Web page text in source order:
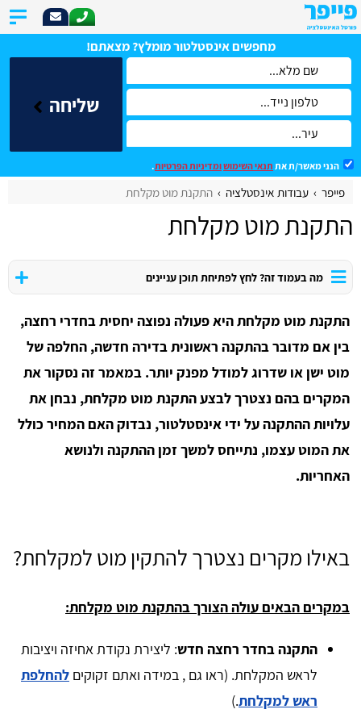
מחפשים אינסטלטור מומלץ? מצאתם!
שליחה
הנני מאשר/ת את תנאי השימושומדיניות הפרטיות.
פייפר עבודות אינסטלציה התקנת מוט מקלחת
התקנת מוט מקלחת
מה בעמוד זה? לחץ לפתיחת תוכן עניינים
התקנת מוט מקלחת היא פעולה נפוצה יחסית בחדרי רחצה,
בין אם מדובר בהתקנה ראשונית בדירה חדשה, החלפה של
מוט ישן או שדרוג למודל מפנק יותר. במאמר זה נסקור את
המקרים בהם נצטרך לבצע התקנת מוט מקלחת, נבחן את
עלויות ההתקנה על ידי אינסטלטור, נבדוק האם המחיר כולל
את המוט עצמו, נתייחס למשך זמן ההתקנה ולנושא
האחריות.
באילו מקרים נצטרך להתקין מוט למקלחת?
במקרים הבאים עולה הצורך בהתקנת מוט מקלחת:
התקנה בחדר רחצה חדש: ליצירת נקודת אחיזה ויציבות
לראש המקלחת. (ראו גם , במידה ואתם זקוקים להחלפת
ראש למקלחת.)